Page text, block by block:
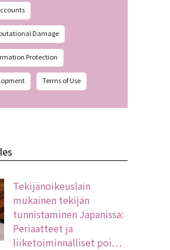
Damage
Protection
Terms of Use
Tekijänoikeuslain
mukainen tekijän
tunnistaminen Japanissa:
Periaatteet ja
liiketoiminnalliset poi…